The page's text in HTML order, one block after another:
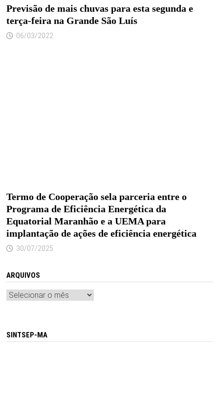
Previsão de mais chuvas para esta segunda e
terça-feira na Grande São Luís
06/03/2022
Termo de Cooperação sela parceria entre o
Programa de Eficiência Energética da
Equatorial Maranhão e a UEMA para
implantação de ações de eficiência energética
30/07/2025
ARQUIVOS
Arquivos
SINTSEP-MA